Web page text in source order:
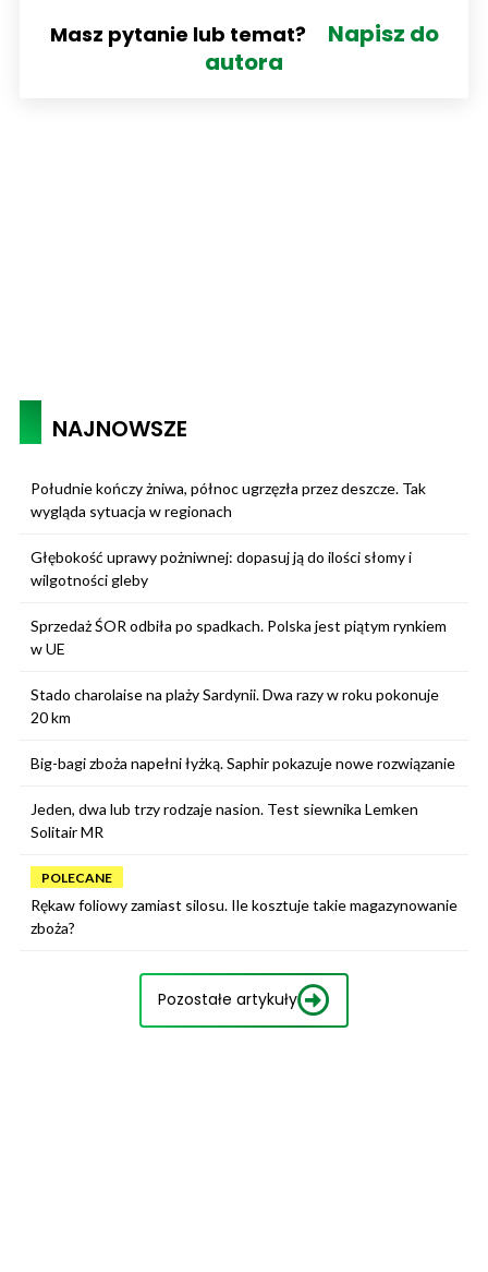
Masz pytanie lub temat?
Napisz do
autora
NAJNOWSZE
Południe kończy żniwa, północ ugrzęzła przez deszcze. Tak
wygląda sytuacja w regionach
Głębokość uprawy pożniwnej: dopasuj ją do ilości słomy i
wilgotności gleby
Sprzedaż ŚOR odbiła po spadkach. Polska jest piątym rynkiem
w UE
Stado charolaise na plaży Sardynii. Dwa razy w roku pokonuje
20 km
Big-bagi zboża napełni łyżką. Saphir pokazuje nowe rozwiązanie
Jeden, dwa lub trzy rodzaje nasion. Test siewnika Lemken
Solitair MR
POLECANE
Rękaw foliowy zamiast silosu. Ile kosztuje takie magazynowanie
zboża?
Pozostałe artykuły